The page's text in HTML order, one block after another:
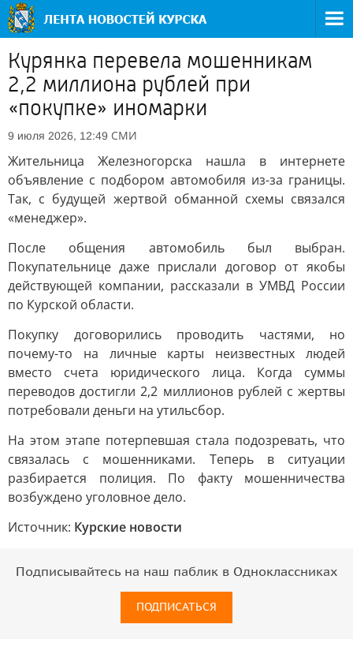
Курянка перевела мошенникам
2,2 миллиона рублей при
«покупке» иномарки
9 июля 2026, 12:49 СМИ
Жительница Железногорска нашла в интернете
объявление с подбором автомобиля из-за границы.
Так, с будущей жертвой обманной схемы связался
«менеджер».
После общения автомобиль был выбран.
Покупательнице даже прислали договор от якобы
действующей компании, рассказали в УМВД России
по Курской области.
Покупку договорились проводить частями, но
почему-то на личные карты неизвестных людей
вместо счета юридического лица. Когда суммы
переводов достигли 2,2 миллионов рублей с жертвы
потребовали деньги на утильсбор.
На этом этапе потерпевшая стала подозревать, что
связалась с мошенниками. Теперь в ситуации
разбирается полиция. По факту мошенничества
возбуждено уголовное дело.
Источник: Курские новости
Подписывайтесь на наш паблик в Одноклассниках
ПОДПИСАТЬСЯ